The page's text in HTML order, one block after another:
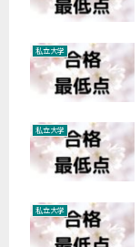
私立大学
私立大学
私立大学